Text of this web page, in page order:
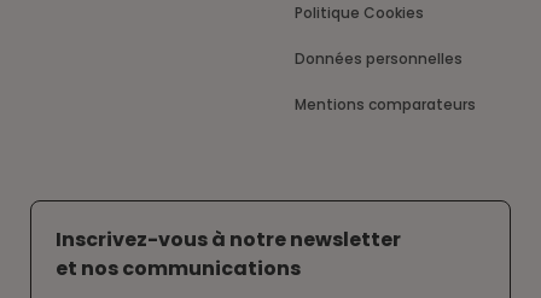
Politique Cookies
Données personnelles
Mentions comparateurs
Inscrivez-vous à notre newsletter
et nos communications